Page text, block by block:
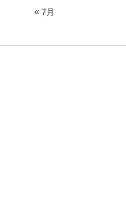
« 7月